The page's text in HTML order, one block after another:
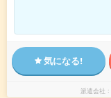
気になる!
派遣会社